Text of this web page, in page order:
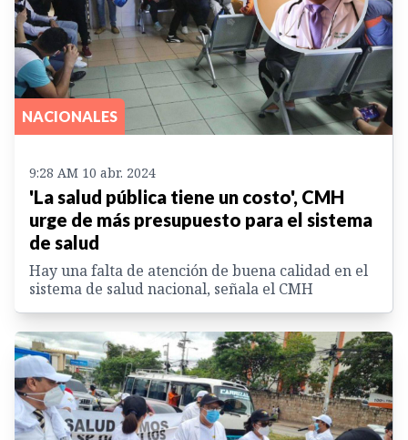
NACIONALES
9:28 AM 10 abr. 2024
'La salud pública tiene un costo', CMH
urge de más presupuesto para el sistema
de salud
Hay una falta de atención de buena calidad en el
sistema de salud nacional, señala el CMH